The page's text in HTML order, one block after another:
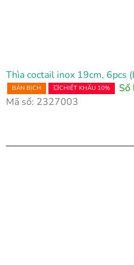
Thìa coctail inox 19cm, 6pcs
BÁN BỊCH 💥CHIẾT KHẤU 10% Số
Mã số: 2327003